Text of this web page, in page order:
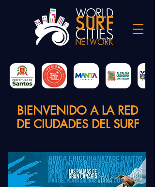
BIENVENIDO A LA RED
DE CIUDADES DEL SURF